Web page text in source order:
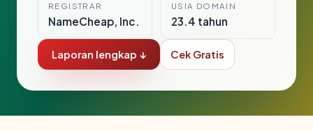
REGISTRAR
NameCheap, Inc.
USIA DOMAIN
23.4 tahun
Laporan lengkap ↓ Cek Gratis